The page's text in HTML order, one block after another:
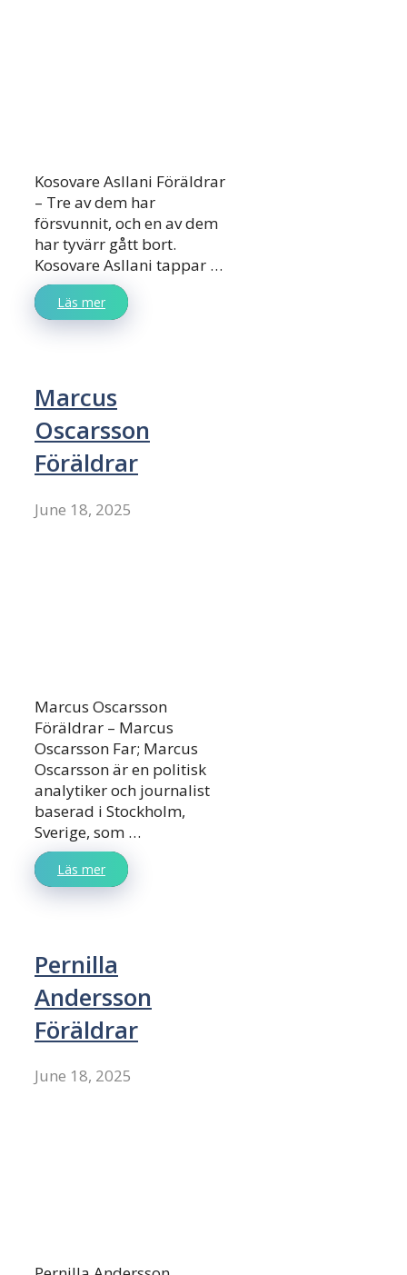
Kosovare Asllani Föräldrar
– Tre av dem har
försvunnit, och en av dem
har tyvärr gått bort.
Kosovare Asllani tappar …
Läs mer
Marcus
Oscarsson
Föräldrar
June 18, 2025
Marcus Oscarsson
Föräldrar – Marcus
Oscarsson Far; Marcus
Oscarsson är en politisk
analytiker och journalist
baserad i Stockholm,
Sverige, som …
Läs mer
Pernilla
Andersson
Föräldrar
June 18, 2025